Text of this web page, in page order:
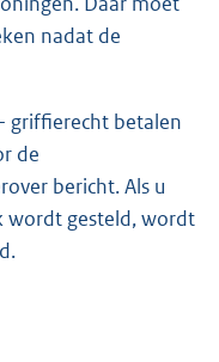
nadat de
griffierecht betalen
de
bericht. Als u
wordt gesteld, wordt